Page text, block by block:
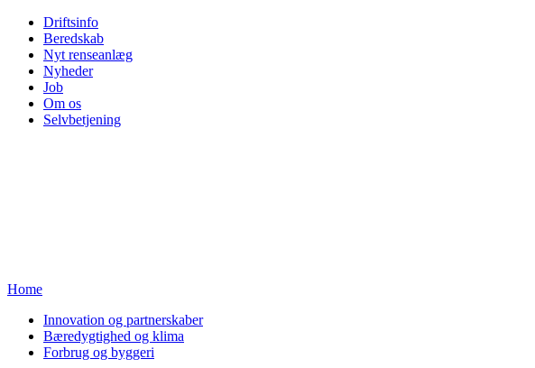
Driftsinfo
Beredskab
Nyt renseanlæg
Nyheder
Job
Om os
Selvbetjening
Home
Innovation og partnerskaber
Bæredygtighed og klima
Forbrug og byggeri